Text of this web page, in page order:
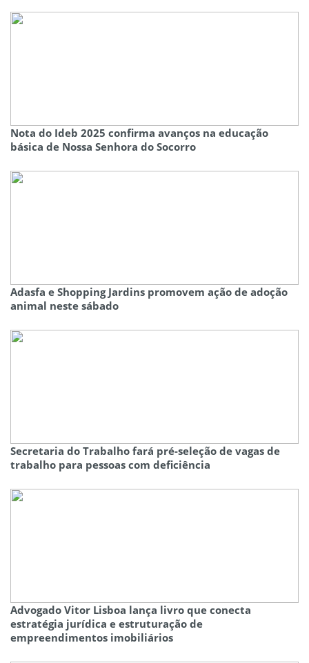
Nota do Ideb 2025 confirma avanços na educação
básica de Nossa Senhora do Socorro
Adasfa e Shopping Jardins promovem ação de adoção
animal neste sábado
Secretaria do Trabalho fará pré-seleção de vagas de
trabalho para pessoas com deficiência
Advogado Vitor Lisboa lança livro que conecta
estratégia jurídica e estruturação de
empreendimentos imobiliários